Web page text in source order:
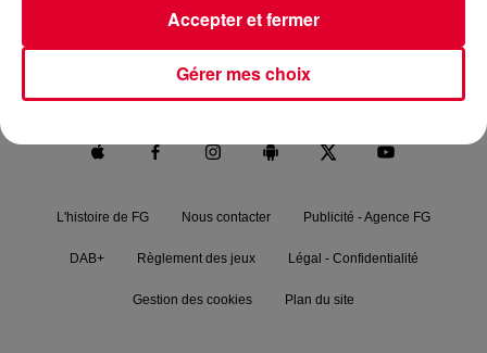
NEWS FG MIX
FG CHIC FG DANCE MAXXIMUM
FG SOUND
L'histoire de FG Nous contacter Publicité - Agence FG
DAB+ Règlement des jeux Légal - Confidentialité
Gestion des cookies Plan du site
Gérer mes choix
Accepter et fermer